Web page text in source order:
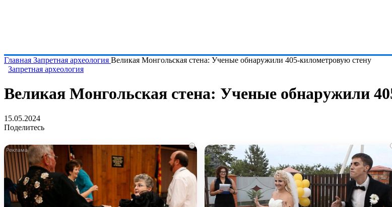
Главная Запретная археология Великая Монгольская стена: Ученые обнаружили 405-километровую стену
Запретная археология
Великая Монгольская стена: Ученые обнаружили
15.05.2024
Поделитесь
i